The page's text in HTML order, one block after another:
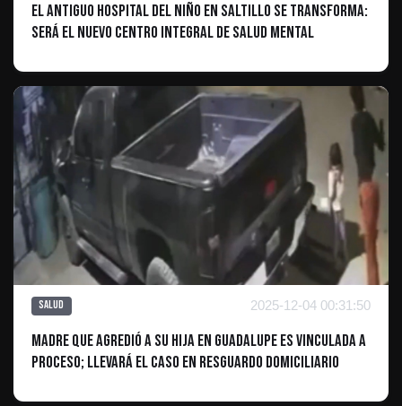
El antiguo Hospital del Niño en Saltillo se transforma:
será el nuevo Centro Integral de Salud Mental
Salud 2025-12-04 00:31:50
Madre que Agredió a su Hija en Guadalupe es Vinculada a
Proceso; Llevará el Caso en Resguardo Domiciliario